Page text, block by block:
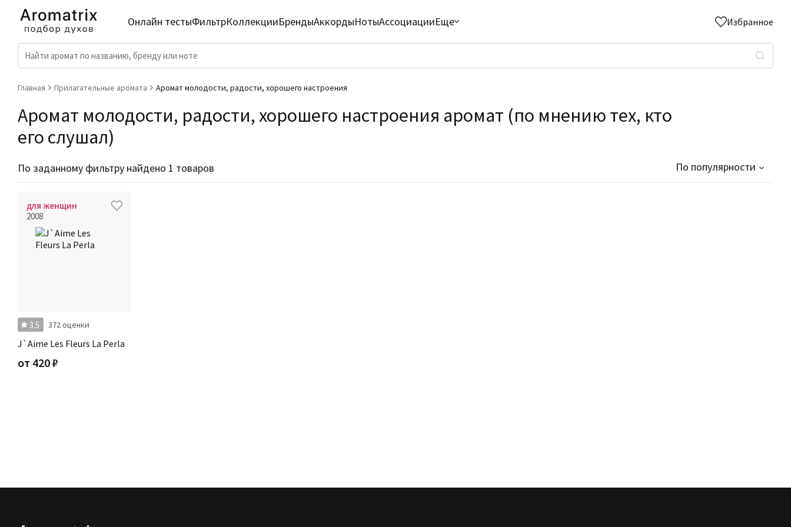
Онлайн тестыФильтрКоллекцииБрендыАккордыНотыАссоциацииЕще Избранное
Главная Прилагательные аромата Аромат молодости, радости, хорошего настроения
Аромат молодости, радости, хорошего настроения аромат (по мнению тех, кто
его слушал)
По заданному фильтру найдено 1 товаров По популярности
для женщин
2008
3.5 372 оценки
J`Aime Les Fleurs La Perla
от 420₽